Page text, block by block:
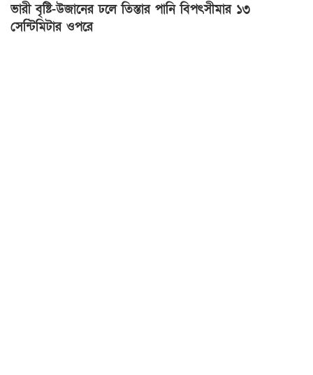
ভারী বৃষ্টি-উজানের ঢলে তিস্তার পানি বিপৎসীমার ১৩
সেন্টিমিটার ওপরে